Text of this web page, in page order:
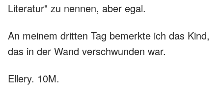
Literatur" zu nennen, aber egal.
An meinem dritten Tag bemerkte ich das Kind,
das in der Wand verschwunden war.
Ellery. 10M.